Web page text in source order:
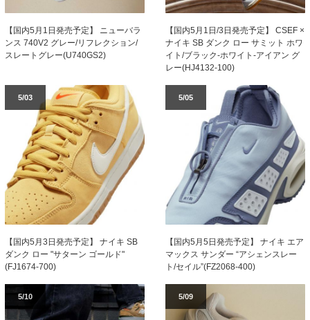
【国内5月1日発売予定】 ニューバラ
ンス 740V2 グレー/リフレクション/
スレートグレー(U740GS2)
【国内5月1日/3日発売予定】 CSEF ×
ナイキ SB ダンク ロー サミット ホワ
イト/ブラック-ホワイト-アイアン グ
レー(HJ4132-100)
5/03
【国内5月3日発売予定】 ナイキ SB
ダンク ロー "サターン ゴールド"
(FJ1674-700)
5/05
【国内5月5日発売予定】 ナイキ エア
マックス サンダー “アシェンスレー
ト/セイル”(FZ2068-400)
5/10 5/09